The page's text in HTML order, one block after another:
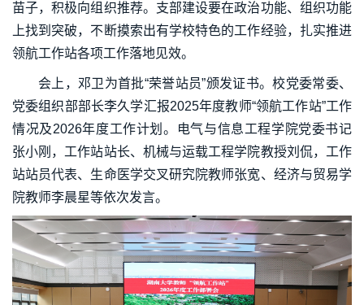
苗子，积极向组织推荐。支部建设要在政治功能、组织功能
上找到突破，不断摸索出有学校特色的工作经验，扎实推进
领航工作站各项工作落地见效。
会上，邓卫为首批“荣誉站员”颁发证书。校党委常委、
党委组织部部长李久学汇报2025年度教师“领航工作站”工作
情况及2026年度工作计划。电气与信息工程学院党委书记
张小刚，工作站站长、机械与运载工程学院教授刘侃，工作
站站员代表、生命医学交叉研究院教师张宽、经济与贸易学
院教师李晨星等依次发言。